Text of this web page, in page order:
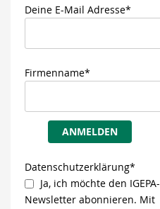
Deine E-Mail Adresse*
Firmenname*
ANMELDEN
Datenschutzerklärung*
Ja, ich möchte den IGEPA-
Newsletter abonnieren. Mit